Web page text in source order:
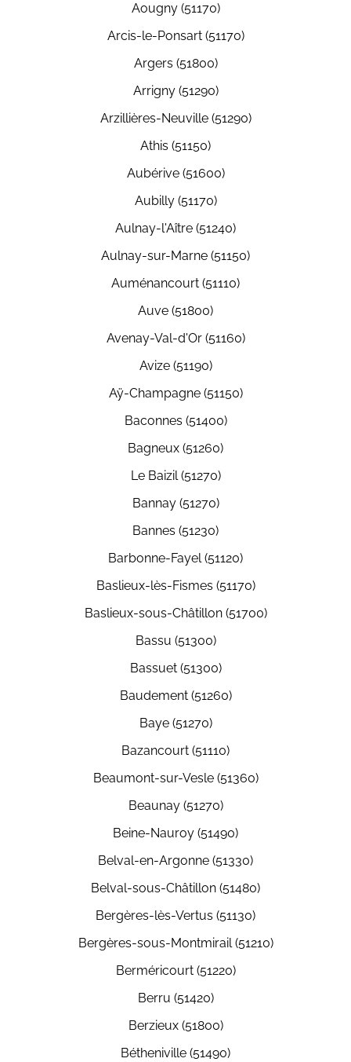
Aougny (51170)
Arcis-le-Ponsart (51170)
Argers (51800)
Arrigny (51290)
Arzillières-Neuville (51290)
Athis (51150)
Aubérive (51600)
Aubilly (51170)
Aulnay-l'Aître (51240)
Aulnay-sur-Marne (51150)
Auménancourt (51110)
Auve (51800)
Avenay-Val-d'Or (51160)
Avize (51190)
Aÿ-Champagne (51150)
Baconnes (51400)
Bagneux (51260)
Le Baizil (51270)
Bannay (51270)
Bannes (51230)
Barbonne-Fayel (51120)
Baslieux-lès-Fismes (51170)
Baslieux-sous-Châtillon (51700)
Bassu (51300)
Bassuet (51300)
Baudement (51260)
Baye (51270)
Bazancourt (51110)
Beaumont-sur-Vesle (51360)
Beaunay (51270)
Beine-Nauroy (51490)
Belval-en-Argonne (51330)
Belval-sous-Châtillon (51480)
Bergères-lès-Vertus (51130)
Bergères-sous-Montmirail (51210)
Berméricourt (51220)
Berru (51420)
Berzieux (51800)
Bétheniville (51490)